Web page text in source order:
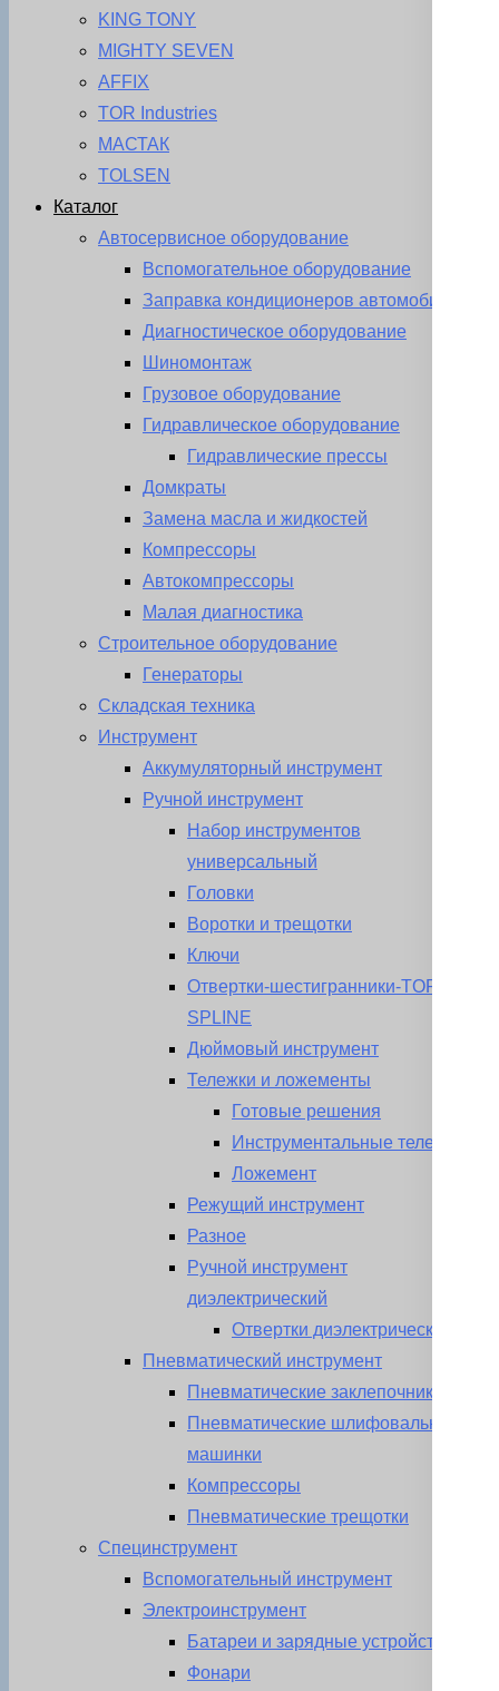
KING TONY
MIGHTY SEVEN
AFFIX
TOR Industries
МАСТАК
TOLSEN
Каталог
Автосервисное оборудование
Вспомогательное оборудование
Заправка кондиционеров автомобиля
Диагностическое оборудование
Шиномонтаж
Грузовое оборудование
Гидравлическое оборудование
Гидравлические прессы
Домкраты
Замена масла и жидкостей
Компрессоры
Автокомпрессоры
Малая диагностика
Строительное оборудование
Генераторы
Складская техника
Инструмент
Аккумуляторный инструмент
Ручной инструмент
Набор инструментов
универсальный
Головки
Воротки и трещотки
Ключи
Отвертки-шестигранники-TORX-
SPLINE
Дюймовый инструмент
Тележки и ложементы
Готовые решения
Инструментальные тележки
Ложемент
Режущий инструмент
Разное
Ручной инструмент
диэлектрический
Отвертки диэлектрические
Пневматический инструмент
Пневматические заклепочники
Пневматические шлифовальные
машинки
Компрессоры
Пневматические трещотки
Специнструмент
Вспомогательный инструмент
Электроинструмент
Батареи и зарядные устройства
Фонари